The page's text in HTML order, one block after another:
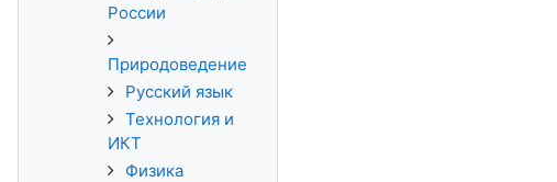
России
Природоведение
Русский язык
Технология и
ИКТ
Физика